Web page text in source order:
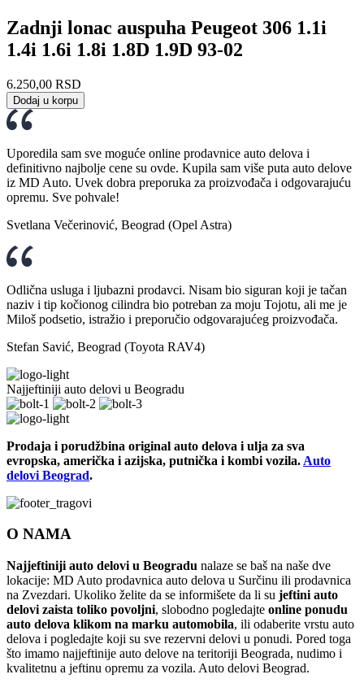
Zadnji lonac auspuha Peugeot 306 1.1i
1.4i 1.6i 1.8i 1.8D 1.9D 93-02
6.250,00 RSD
Dodaj u korpu
Uporedila sam sve moguće online prodavnice auto delova i
definitivno najbolje cene su ovde. Kupila sam više puta auto delove
iz MD Auto. Uvek dobra preporuka za proizvođača i odgovarajuću
opremu. Sve pohvale!
Svetlana Večerinović, Beograd (Opel Astra)
Odlična usluga i ljubazni prodavci. Nisam bio siguran koji je tačan
naziv i tip kočionog cilindra bio potreban za moju Tojotu, ali me je
Miloš podsetio, istražio i preporučio odgovarajućeg proizvođača.
Stefan Savić, Beograd (Toyota RAV4)
Najjeftiniji auto delovi u Beogradu
Prodaja i porudžbina original auto delova i ulja za sva
evropska, američka i azijska, putnička i kombi vozila. Auto
delovi Beograd.
O NAMA
Najjeftiniji auto delovi u Beogradu nalaze se baš na naše dve
lokacije: MD Auto prodavnica auto delova u Surčinu ili prodavnica
na Zvezdari. Ukoliko želite da se informišete da li su jeftini auto
delovi zaista toliko povoljni, slobodno pogledajte online ponudu
auto delova klikom na marku automobila, ili odaberite vrstu auto
delova i pogledajte koji su sve rezervni delovi u ponudi. Pored toga
što imamo najjeftinije auto delove na teritoriji Beograda, nudimo i
kvalitetnu a jeftinu opremu za vozila. Auto delovi Beograd.